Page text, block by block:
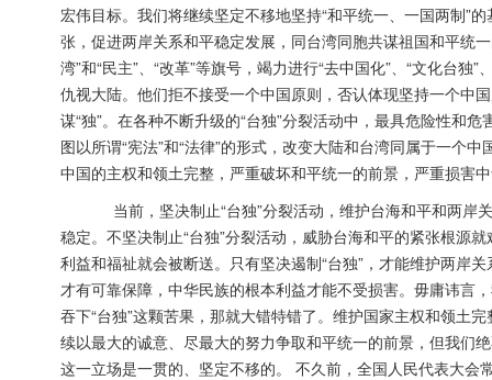
宏伟目标。我们将继续坚定不移地坚持“和平统一、一国两制”
张，促进两岸关系和平稳定发展，同台湾同胞共谋祖国和平统
湾”和“民主”、“改革”等旗号，竭力进行“去中国化”、“文化台
仇视大陆。他们拒不接受一个中国原则，否认体现坚持一个中
谋“独”。在各种不断升级的“台独”分裂活动中，最具危险性和
图以所谓“宪法”和“法律”的形式，改变大陆和台湾同属于一个
中国的主权和领土完整，严重破坏和平统一的前景，严重损害
当前，坚决制止“台独”分裂活动，维护台海和平和两岸
稳定。不坚决制止“台独”分裂活动，威胁台海和平的紧张根源
利益和福祉就会被断送。只有坚决遏制“台独”，才能维护两岸
才有可靠保障，中华民族的根本利益才能不受损害。毋庸讳言
吞下“台独”这颗苦果，那就大错特错了。维护国家主权和领土
续以最大的诚意、尽最大的努力争取和平统一的前景，但我们
这一立场是一贯的、坚定不移的。 不久前，全国人民代表大